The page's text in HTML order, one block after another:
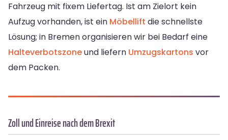
Fahrzeug mit fixem Liefertag. Ist am Zielort kein
Aufzug vorhanden, ist ein Möbellift die schnellste
Lösung; in Bremen organisieren wir bei Bedarf eine
Halteverbotszoneund liefern Umzugskartons vor
dem Packen.
Zoll und Einreise nach dem Brexit